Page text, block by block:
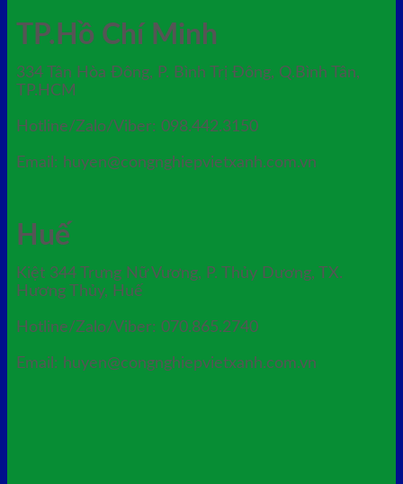
TP.Hồ Chí Minh
334 Tân Hòa Đông, P. Bình Trị Đông, Q.Bình Tân,
TP.HCM
Hotline/Zalo/Viber: 098.442.3150
Email: huyen@congnghiepvietxanh.com.vn
Huế
Kiệt 344 Trưng Nữ Vương, P. Thủy Dương, TX.
Hương Thủy, Huế
Hotline/Zalo/Viber: 070.865.2740
Email: huyen@congnghiepvietxanh.com.vn